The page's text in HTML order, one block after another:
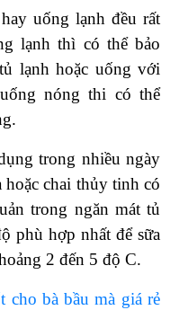
uống lạnh đều rất
lạnh thì có thể bảo
lạnh hoặc uống với
nóng thi có thể
trong nhiều ngày
hoặc chai thủy tinh có
trong ngăn mát tủ
phù hợp nhất để sữa
2 đến 5 độ C.
cho bà bầu mà giá rẻ